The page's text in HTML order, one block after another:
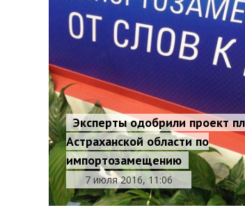
Эксперты одобрили проект
Астраханской области по
импортозамещению
7 июля 2016, 11:06